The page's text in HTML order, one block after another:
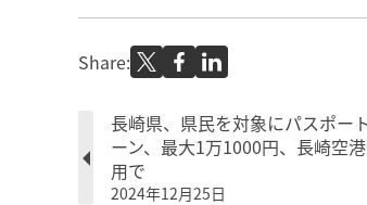
Share:
長崎県、県民を対象にパスポー
ーン、最大1万1000円、長崎空
用で
2024年12月25日